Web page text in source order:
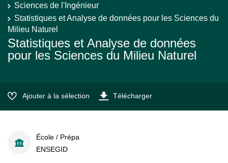
Sciences de l'Ingénieur
Statistiques et Analyse de données pour les Sciences du
Milieu Naturel
Statistiques et Analyse de données
pour les Sciences du Milieu Naturel
Ajouter à la sélection Télécharger
École / Prépa
ENSEGID